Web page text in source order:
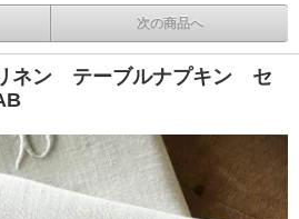
次の商品へ
ネン テーブルナプキン セ